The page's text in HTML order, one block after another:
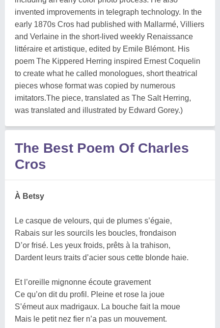
invented improvements in telegraph technology. In the
early 1870s Cros had published with Mallarmé, Villiers
and Verlaine in the short-lived weekly Renaissance
littéraire et artistique, edited by Emile Blémont. His
poem The Kippered Herring inspired Ernest Coquelin
to create what he called monologues, short theatrical
pieces whose format was copied by numerous
imitators.The piece, translated as The Salt Herring,
was translated and illustrated by Edward Gorey.)
The Best Poem Of Charles
Cros
À Betsy
Le casque de velours, qui de plumes s’égaie,
Rabais sur les sourcils les boucles, frondaison
D’or frisé. Les yeux froids, prêts à la trahison,
Dardent leurs traits d’acier sous cette blonde haie.
Et l’oreille mignonne écoute gravement
Ce qu’on dit du profil. Pleine et rose la joue
S’émeut aux madrigaux. La bouche fait la moue
Mais le petit nez fier n’a pas un mouvement.